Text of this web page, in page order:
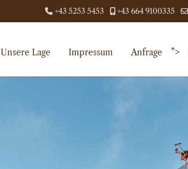
+43 5253 5453 +43 664 9100335
Unsere Lage Impressum Anfrage ">